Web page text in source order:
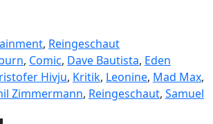
, Reingeschaut
, Comic, Dave Bautista, Eden
Hivju, Kritik, Leonine, Mad Max,
Zimmermann, Reingeschaut, Samuel